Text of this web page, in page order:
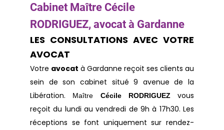
Cabinet Maître Cécile
RODRIGUEZ, avocat à Gardanne
LES CONSULTATIONS AVEC VOTRE
AVOCAT
Votre avocat à Gardanne reçoit ses clients au
sein de son cabinet situé 9 avenue de la
Libération.
Maître Cécile RODRIGUEZvous
reçoit du lundi au vendredi de 9h à 17h30. Les
réceptions se font uniquement sur rendez-